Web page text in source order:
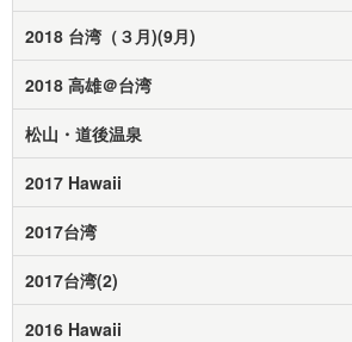
2018 台湾（３月)(9月)
2018 高雄＠台湾
松山・道後温泉
2017 Hawaii
2017台湾
2017台湾(2)
2016 Hawaii